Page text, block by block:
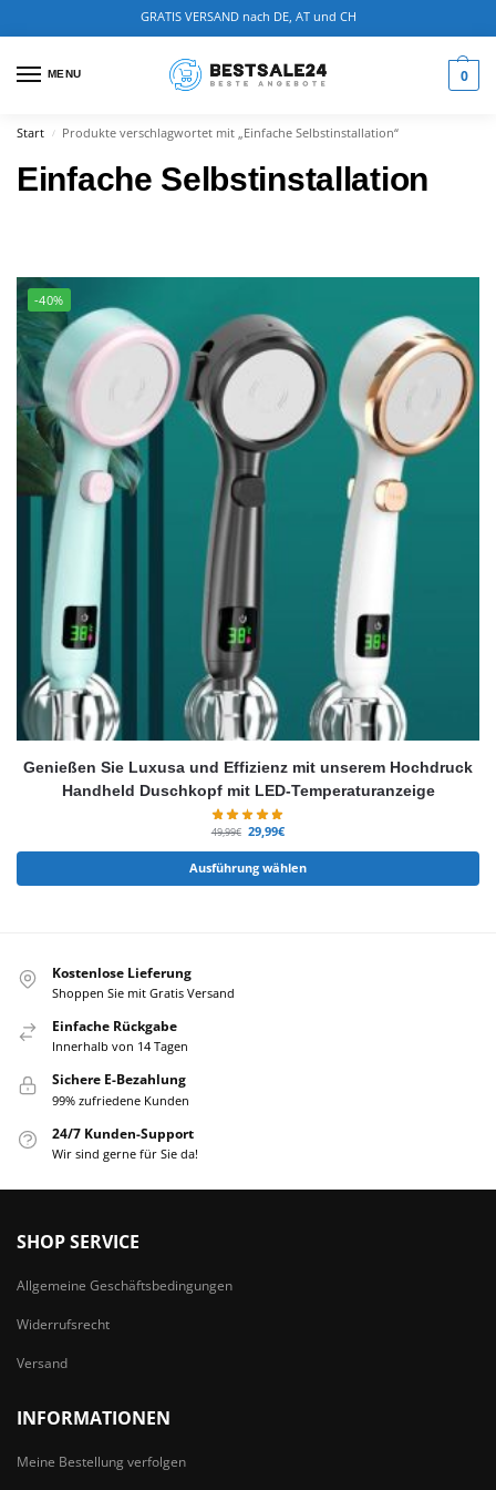
GRATIS VERSAND nach DE, AT und CH
MENU 0
Start / Produkte verschlagwortet mit „Einfache Selbstinstallation“
Einfache Selbstinstallation
-40%
Genießen Sie Luxusa und Effizienz mit unserem Hochdruck
Handheld Duschkopf mit LED-Temperaturanzeige
49,99€ 29,99€
Ausführung wählen
Kostenlose Lieferung
Shoppen Sie mit Gratis Versand
Einfache Rückgabe
Innerhalb von 14 Tagen
Sichere E-Bezahlung
99% zufriedene Kunden
24/7 Kunden-Support
Wir sind gerne für Sie da!
SHOP SERVICE
Allgemeine Geschäftsbedingungen
Widerrufsrecht
Versand
INFORMATIONEN
Meine Bestellung verfolgen